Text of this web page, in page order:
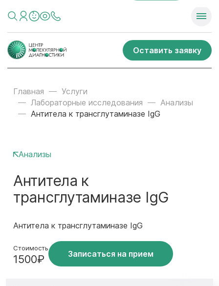
Оставить заявку
Главная
Услуги
Лабораторные исследования
Анализы
Антитела к трансглутаминазе IgG
Анализы
Антитела к
трансглутаминазе IgG
Антитела к трансглутаминазе IgG
Стоимость
1500₽ Записаться на прием